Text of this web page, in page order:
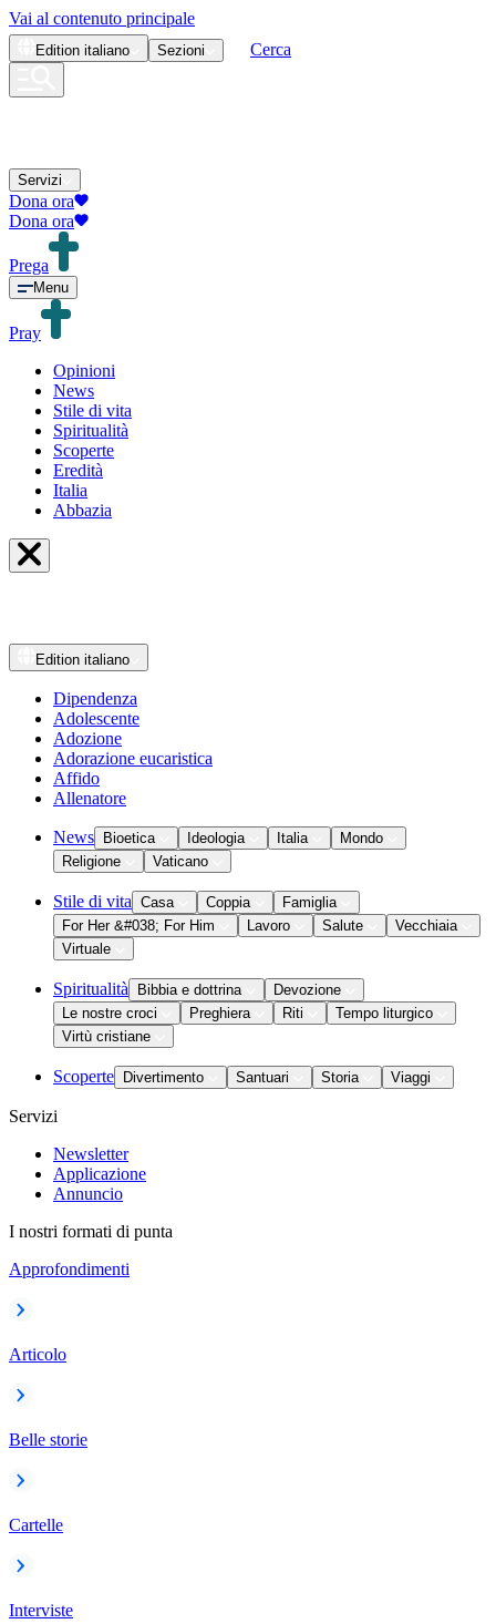
Vai al contenuto principale
Edition italiano Sezioni Cerca
Servizi
Dona ora
Dona ora
Prega
Menu
Pray
Opinioni
News
Stile di vita
Spiritualità
Scoperte
Eredità
Italia
Abbazia
Edition italiano
Dipendenza
Adolescente
Adozione
Adorazione eucaristica
Affido
Allenatore
News Bioetica Ideologia Italia
Mondo
Religione
Vaticano
Stile di vita Casa Coppia
Famiglia
For Her &#038; For Him
Lavoro Salute
Vecchiaia
Virtuale
Spiritualità Bibbia e dottrina
Devozione
Le nostre croci
Preghiera Riti
Tempo liturgico
Virtù cristiane
Scoperte Divertimento Santuari Storia Viaggi
Servizi
Newsletter
Applicazione
Annuncio
I nostri formati di punta
Approfondimenti
Articolo
Belle storie
Cartelle
Interviste